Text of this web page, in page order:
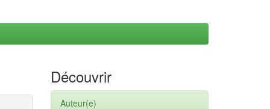
Découvrir
Auteur(e)